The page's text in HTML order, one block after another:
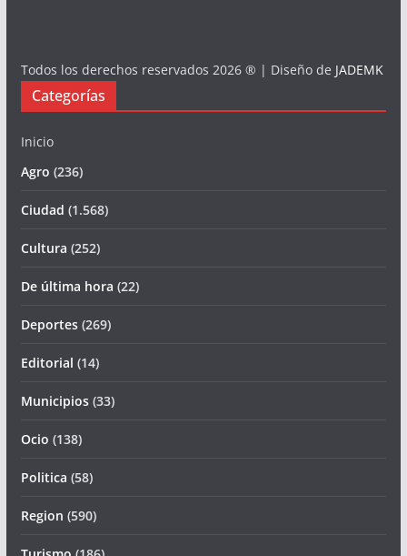
Todos los derechos reservados 2026 ® | Diseño de JADEMK
Categorías
Inicio
Agro (236)
Ciudad (1.568)
Cultura (252)
De última hora (22)
Deportes(269)
Editorial (14)
Municipios(33)
Ocio (138)
Politica (58)
Region (590)